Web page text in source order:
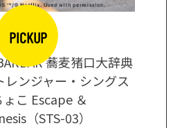
PICKUP
蕎麦猪口大辞典
ンジャー・シングス
こ Escape ＆
（STS-03）